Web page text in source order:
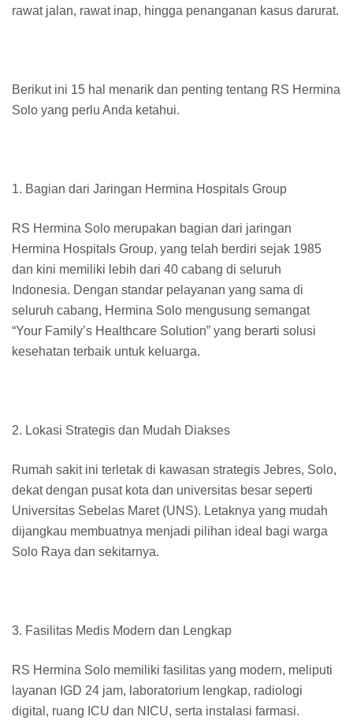
rawat jalan, rawat inap, hingga penanganan kasus darurat.
Berikut ini 15 hal menarik dan penting tentang RS Hermina
Solo yang perlu Anda ketahui.
1. Bagian dari Jaringan Hermina Hospitals Group
RS Hermina Solo merupakan bagian dari jaringan
Hermina Hospitals Group, yang telah berdiri sejak 1985
dan kini memiliki lebih dari 40 cabang di seluruh
Indonesia. Dengan standar pelayanan yang sama di
seluruh cabang, Hermina Solo mengusung semangat
“Your Family’s Healthcare Solution” yang berarti solusi
kesehatan terbaik untuk keluarga.
2. Lokasi Strategis dan Mudah Diakses
Rumah sakit ini terletak di kawasan strategis Jebres, Solo,
dekat dengan pusat kota dan universitas besar seperti
Universitas Sebelas Maret (UNS). Letaknya yang mudah
dijangkau membuatnya menjadi pilihan ideal bagi warga
Solo Raya dan sekitarnya.
3. Fasilitas Medis Modern dan Lengkap
RS Hermina Solo memiliki fasilitas yang modern, meliputi
layanan IGD 24 jam, laboratorium lengkap, radiologi
digital, ruang ICU dan NICU, serta instalasi farmasi.